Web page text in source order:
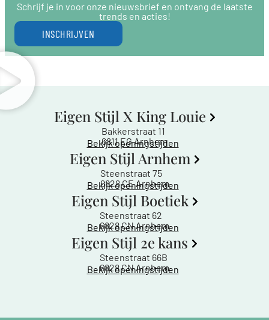
Schrijf je in voor onze nieuwsbrief en ontvang de laatste
trends en acties!
INSCHRIJVEN
Eigen Stijl X King Louie
Bakkerstraat 11
6811 EG Arnhem
Bekijk openingstijden
Eigen Stijl Arnhem
Steenstraat 75
6828 CE Arnhem
Bekijk openingstijden
Eigen Stijl Boetiek
Steenstraat 62
6828 CN Arnhem
Bekijk openingstijden
Eigen Stijl 2e kans
Steenstraat 66B
6828 CN Arnhem
Bekijk openingstijden